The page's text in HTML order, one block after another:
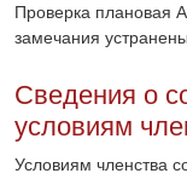
Проверка плановая
замечания устранены.
Сведения о
условиям
Условиям членства